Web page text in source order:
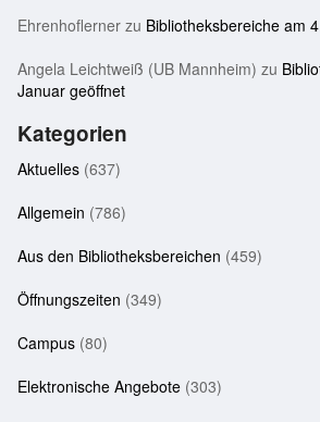
Ehrenhoflerner zu Bibliotheksbereiche am
Angela Leichtweiß (UB Mannheim) zu
Januar geöffnet
Kategorien
Aktuelles (637)
Allgemein (786)
Aus den Bibliotheksbereichen (459)
Öffnungszeiten (349)
Campus (80)
Elektronische Angebote (303)